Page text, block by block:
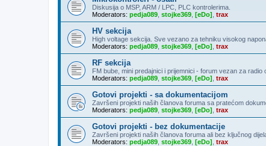
Diskusija o MSP, ARM / LPC, PLC kontrolerima.
Moderators: pedja089 stojke369 [eDo] trax
HV sekcija
High voltage sekcija. Sve vezano za tehniku visokog
Moderators: pedja089 stojke369 [eDo] trax
RF sekcija
FM bube, mini predajnici i prijemnici - forum vezan za radio
Moderators: pedja089 stojke369 [eDo] trax
Gotovi projekti - sa dokumentacijom
Završeni projekti naših članova foruma sa pratećom
Moderators: pedja089 stojke369 [eDo] trax
Gotovi projekti - bez dokumentacije
Završeni projekti naših članova foruma ali bez ključnog
Moderators: pedja089 stojke369 [eDo] trax